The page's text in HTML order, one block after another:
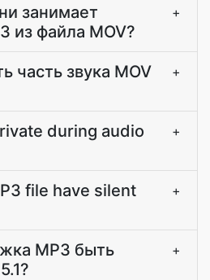
занимает
из файла MOV?
+
часть звука MOV
+
during audio
+
file have silent
+
MP3 быть
+